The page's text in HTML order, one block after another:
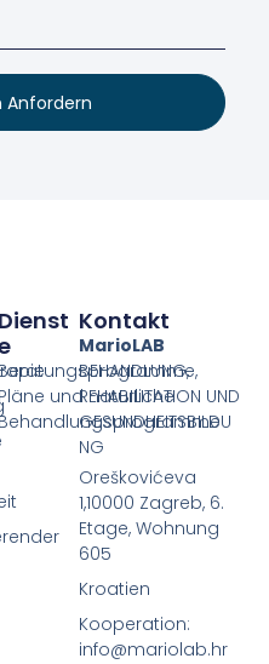
Anfordern
Dienst
und natürliche
Kontakt
MarioLAB
BEHANDLUNG,
REHABILITATION UND
GESUNDHEITSBILDU
NG
Oreškovićeva
1,10000 Zagreb, 6.
Etage, Wohnung
605
Kroatien
Kooperation:
info@mariolab.hr